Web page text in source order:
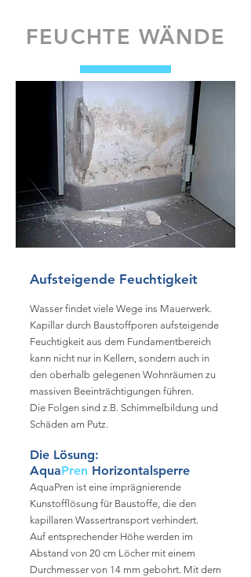
FEUCHTE WÄNDE
Aufsteigende Feuchtigkeit
Wasser findet viele Wege ins Mauerwerk.
Kapillar durch Baustoffporen aufsteigende
Feuchtigkeit aus dem Fundamentbereich
kann nicht nur in Kellern, sondern auch in
den oberhalb gelegenen Wohnräumen zu
massiven Beeinträchtigungen führen.
Die Folgen sind z.B. Schimmel bildung und
Schäden am Putz.
Die Lösung:
AquaPren Horizontalsperre
AquaPren ist eine imprägnierende
Kunstofflösung für Baustoffe, die den
kapillaren Wassertransport verhindert.
Auf entsprechender Höhe werden im
Abstand von 20 cm Löcher mit einem
Durchmesser von 14 mm gebohrt. Mit dem